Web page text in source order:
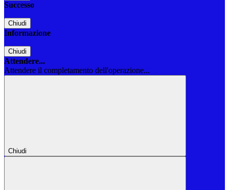
Successo
Chiudi
Informazione
Chiudi
Attendere...
Attendere il completamento dell'operazione...
Chiudi